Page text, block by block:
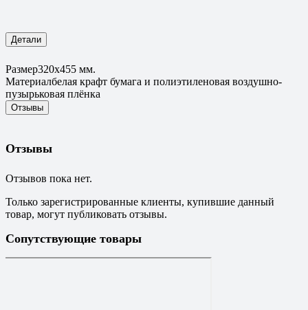
Детали
Размер320х455 мм.
Материалбелая крафт бумага и полиэтиленовая воздушно-
пузырьковая плёнка
Отзывы
Отзывы
Отзывов пока нет.
Только зарегистрированные клиенты, купившие данный
товар, могут публиковать отзывы.
Сопутствующие товары